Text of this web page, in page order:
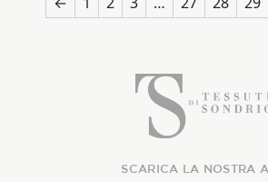
SCARICA LA NOSTRA